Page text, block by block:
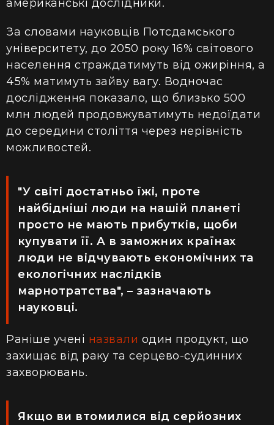
американські дослідники.
За словами науковців Потсдамського
університету, до 2050 року 16% світового
населення страждатимуть від ожиріння, а
45% матимуть зайву вагу. Водночас
дослідження показало, що близько 500
млн людей продовжуватимуть недоїдати
до середини століття через нерівність
можливостей.
"У світі достатньо їжі, проте
найбідніші люди на нашій планеті
просто не мають прибутків, щоби
купувати її. А в заможних країнах
люди не відчувають економічних та
екологічних наслідків
марнотратства", – зазначають
науковці.
Раніше учені назвали один продукт, що
захищає від раку та серцево-судинних
захворювань.
Якщо ви втомилися від серйозних